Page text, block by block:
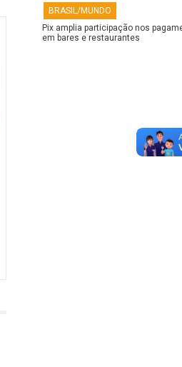
BRASIL/MUNDO
Pix amplia participação nos
em bares e restaurantes